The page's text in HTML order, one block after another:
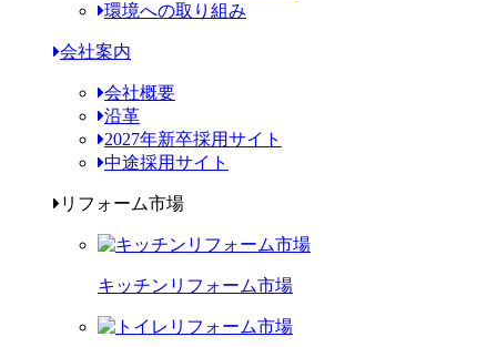
環境への取り組み
会社案内
会社概要
沿革
2027年新卒採用サイト
中途採用サイト
リフォーム市場
キッチンリフォーム市場